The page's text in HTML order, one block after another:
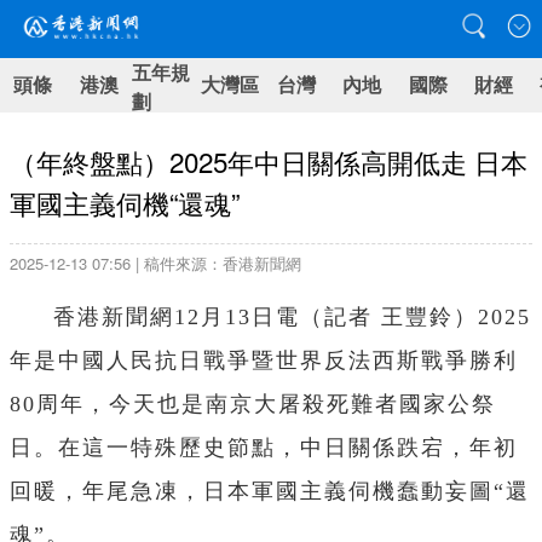
頭條 港澳 五年規
劃
大灣區 台灣 內地 國際 財經
（年終盤點）2025年中日關係高開低走 日本
軍國主義伺機“還魂”
2025-12-13 07:56 | 稿件來源：香港新聞網
香港新聞網12月13日電（ 記者 王豐鈴 ） 2025
年是中國人民抗日戰爭暨世界反法西斯戰爭勝利
80周年，今天也是南京大屠殺死難者國家公祭
日。在這一特殊歷史節點，中日關係跌宕，年初
回暖，年尾急凍，日本軍國主義伺機蠢動妄圖“還
魂”。